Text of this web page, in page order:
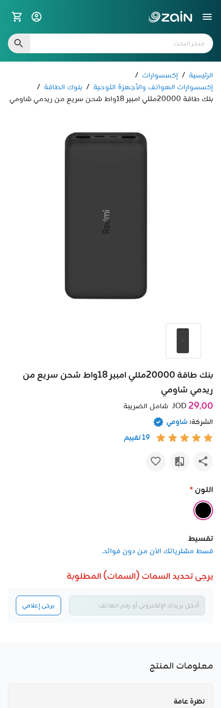
الرئيسية / إكسسوارات /
إكسسوارات الهواتف والأجهزة اللوحية / بنوك الطاقة /
بنك طاقة 20000مللي امبير 18واط شحن سريع من ريدمي شاومي
بنك طاقة 20000مللي امبير 18واط شحن سريع من
ريدمي شاومي
29٫00
شامل الضريبة
الشركة:شاومي
19 تقييم
اللون *
تقسيط
قسط مشترياتك الآن من دون فوائد.
يرجى تحديد السمات (السمات) المطلوبة
يرجى إعلامي
معلومات المنتج
نظرة عامة